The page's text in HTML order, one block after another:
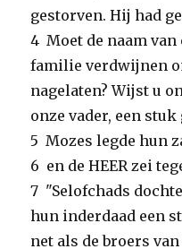
gestorven. Hij had
4 Moet de naam van
familie verdwijnen
nagelaten? Wijst u
onze vader, een stuk
5 Mozes legde hun
6 en de HEER zei
7 "Selofchads
hun inderdaad een
net als de broers